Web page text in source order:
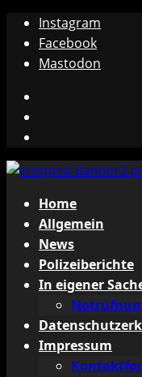
Zum
Inhalt
springen
Instagram
Facebook
Mastodon
Primäres
Menü
Home
Allgemein
News
Polizeiberichte
In eigener
Impressum